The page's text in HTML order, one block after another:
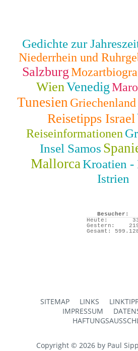
Gedichte zur
Niederrhein und
Salzburg
WienVenedig
Tunesien
Reisetipps Israel
Reiseinformationen
Insel Samos
Mallorca Kroatien -
Istrien
Besucher:
Heute:
Gestern:
Gesamt:
SITEMAP LINKS
IMPRESSUM
Copyright © 2026 by Paul